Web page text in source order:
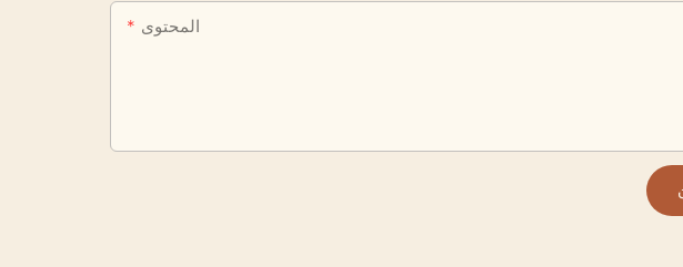
المحتوى